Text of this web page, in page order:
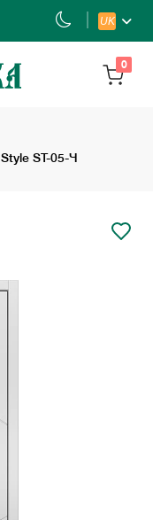
UK
0
Style ST-05-Ч